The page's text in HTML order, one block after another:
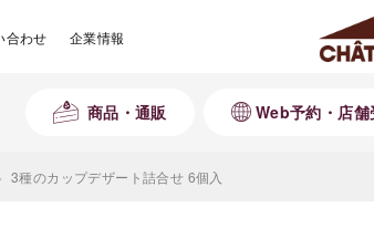
合わせ 企業情報
商品・通販 Web予約・店舗
3種のカップデザート詰合せ 6個入